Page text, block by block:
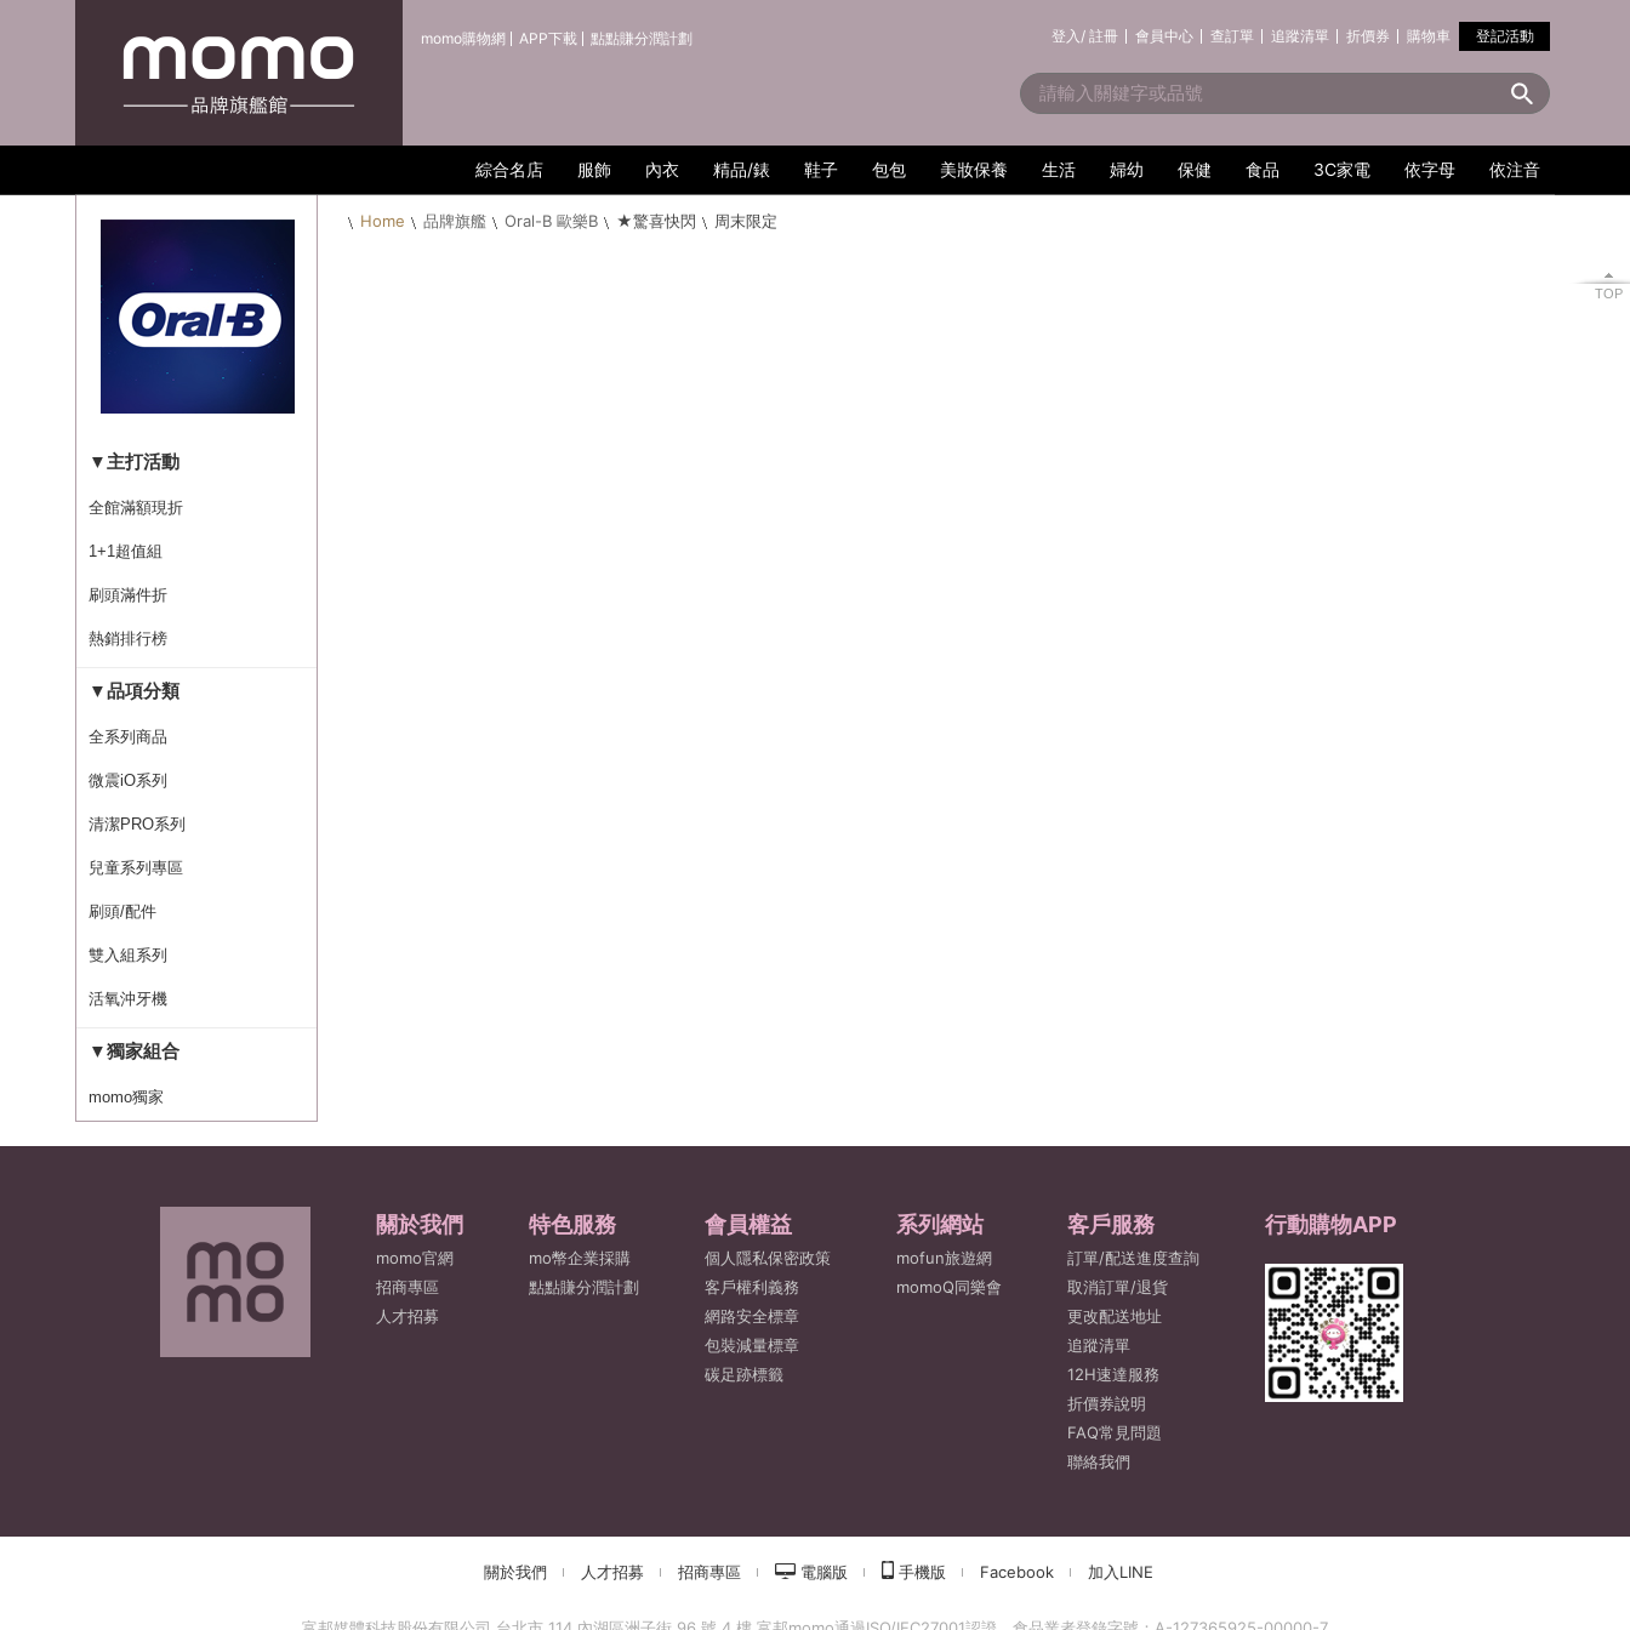
momo購物網 APP下載 點點賺分潤計劃 登記活動
登入/ 註冊 會員中心 查訂單 追蹤清單 折價券 購物車
綜合名店 服飾 內衣 精品/錶 鞋子 包包 美妝保養 生活 婦幼 保健 食品 3C家電 依字母 依注音
Home 品牌旗艦 Oral-B 歐樂B ★驚喜快閃 周末限定
▼主打活動
全館滿額現折
1+1超值組
刷頭滿件折
熱銷排行榜
▼品項分類
全系列商品
微震iO系列
清潔PRO系列
兒童系列專區
刷頭/配件
雙入組系列
活氧沖牙機
▼獨家組合
momo獨家
TOP
關於我們
momo官網
招商專區
人才招募
特色服務
mo幣企業採購
點點賺分潤計劃
會員權益
個人隱私保密政策
客戶權利義務
網路安全標章
包裝減量標章
碳足跡標籤
系列網站
mofun旅遊網
momoQ同樂會
客戶服務
訂單/配送進度查詢
取消訂單/退貨
更改配送地址
追蹤清單
12H速達服務
折價券說明
FAQ常見問題
聯絡我們
行動購物APP
關於我們 人才招募 招商專區 電腦版 手機版 Facebook 加入LINE